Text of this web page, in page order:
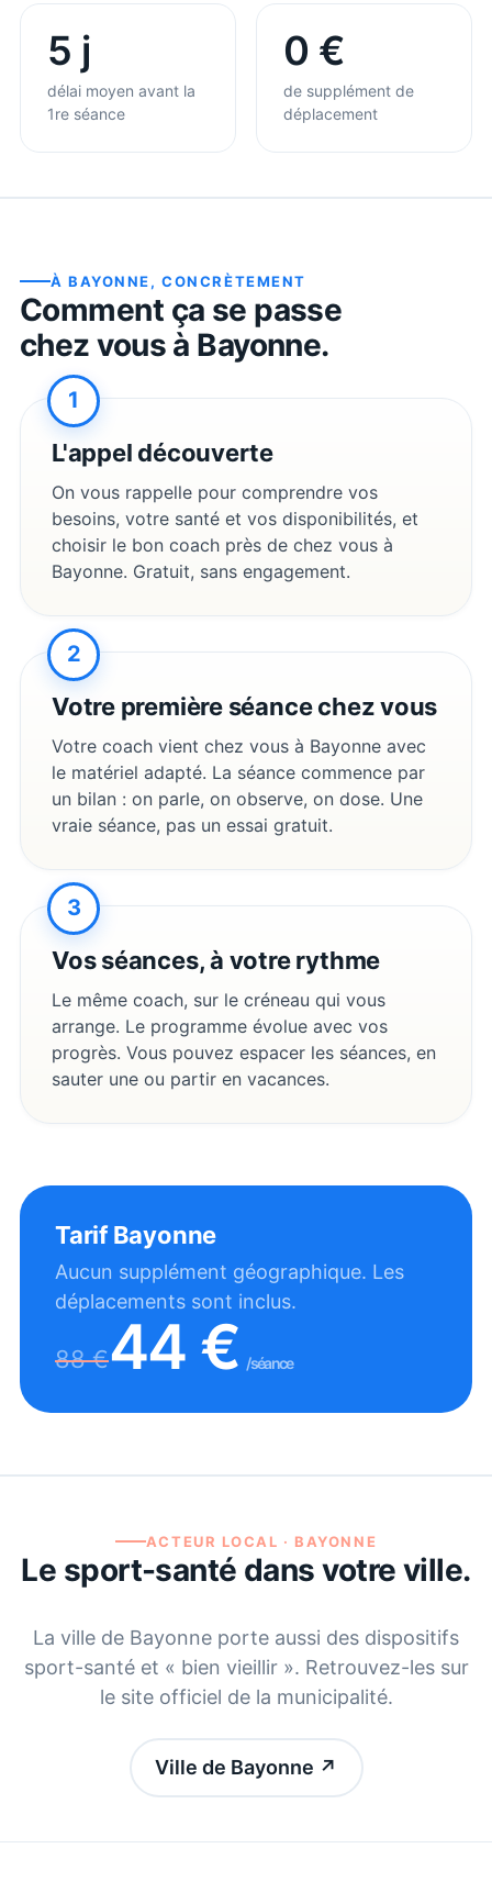
5 j
délai moyen avant la
1re séance
0 €
de supplément de
déplacement
ÀBAYONNE, CONCRÈTEMENT
Comment ça se passe
chez vous à Bayonne.
1
L'appel découverte
On vous rappelle pour comprendre vos
besoins, votre santé et vos disponibilités, et
choisir le bon coach près de chez vous à
Bayonne. Gratuit, sans engagement.
2
Votre première séance chez vous
Votre coach vient chez vous à Bayonne avec
le matériel adapté. La séance commence par
un bilan : on parle, on observe, on dose. Une
vraie séance, pas un essai gratuit.
3
Vos séances, à votre rythme
Le même coach, sur le créneau qui vous
arrange. Le programme évolue avec vos
progrès. Vous pouvez espacer les séances, en
sauter une ou partir en vacances.
TarifBayonne
Aucun supplément géographique. Les
déplacements sont inclus.
88€44 € /séance
ACTEUR LOCAL · BAYONNE
Le sport-santé dans votre ville.
La ville de Bayonne porte aussi des dispositifs
sport-santé et « bien vieillir ». Retrouvez-les sur
le site officiel de la municipalité.
Ville de Bayonne ↗